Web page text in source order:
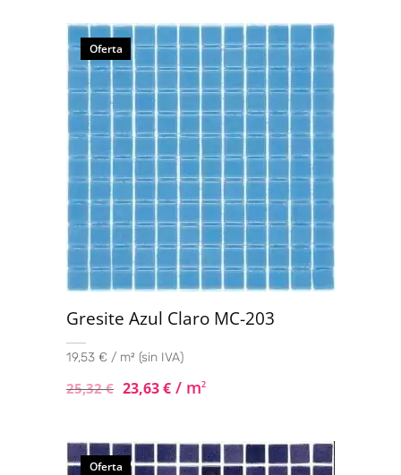
con4.00
de 5Oferta
Gresite Azul Claro MC-203
19,53 € / m² (sin IVA)
25,32€ 23,63€ / m2
Oferta